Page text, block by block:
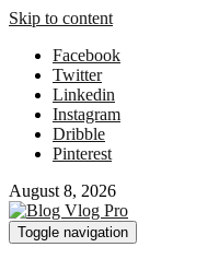
Skip to content
Facebook
Twitter
Linkedin
Instagram
Dribble
Pinterest
August 8, 2026
Toggle navigation